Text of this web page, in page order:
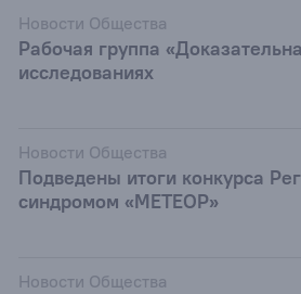
Новости Общества
Рабочая группа
исследованиях
Новости Общества
Подведены итоги конкурса
синдромом «МЕТЕОР»
Новости Общества